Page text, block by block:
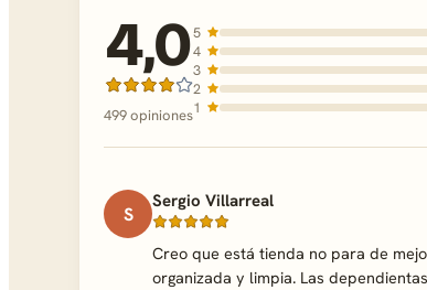
4,0
499 opiniones
5
4
3
2
1
S
Sergio Villarreal
Creo que está tienda no para de
organizada y limpia. Las